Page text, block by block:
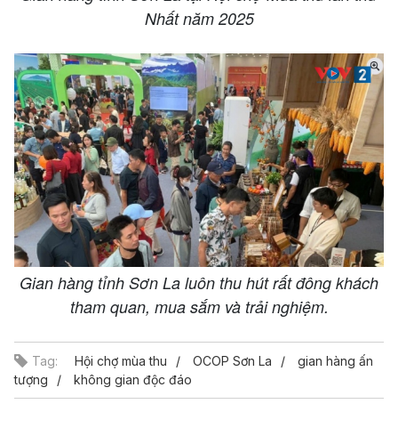
Nhất năm 2025
Gian hàng tỉnh Sơn La luôn thu hút rất đông khách
tham quan, mua sắm và trải nghiệm.
Tag: Hội chợ mùa thu OCOP Sơn La
gian hàng ấn
tượng
không gian độc đáo